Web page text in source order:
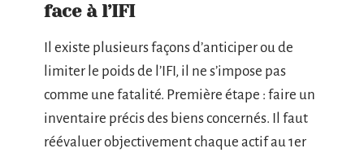
face à l’IFI
Il existe plusieurs façons d’anticiper ou de
limiter le poids de l’IFI, il ne s’impose pas
comme une fatalité. Première étape : faire un
inventaire précis des biens concernés. Il faut
réévaluer objectivement chaque actif au 1er